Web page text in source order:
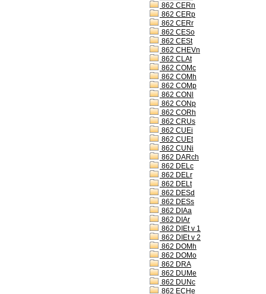
862 CERn
862 CERp
862 CERr
862 CESo
862 CESt
862 CHEVn
862 CLAt
862 COMc
862 COMh
862 COMp
862 CONl
862 CONp
862 CORh
862 CRUs
862 CUEi
862 CUEt
862 CUNi
862 DARch
862 DELc
862 DELr
862 DELt
862 DESd
862 DESs
862 DIAa
862 DIAr
862 DIEt v 1
862 DIEt v 2
862 DOMh
862 DOMo
862 DRA
862 DUMe
862 DUNc
862 ECHe